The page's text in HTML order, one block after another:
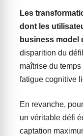
Les
dont les
business model
disparition du
maîtrise du
fatigue cognitive
En revanche,
un véritable défi
captation